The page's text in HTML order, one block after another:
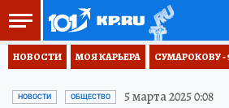
НОВОСТИ МОЯ КАРЬЕРА СУМАРОКОВУ -
НОВОСТИ ОБЩЕСТВО 5 марта 2025 0:08